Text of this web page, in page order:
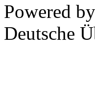
Powered by
Deutsche